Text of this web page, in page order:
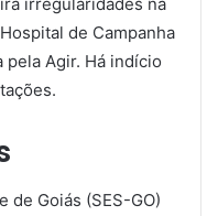
de Campanha
Agir. Há indício
de Goiás (SES-GO)